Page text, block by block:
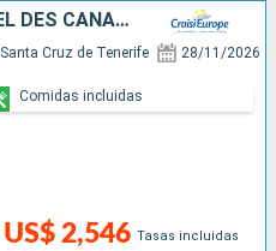
CROISIÈRE DANS L'ARCHIPEL DES CANARIES, LA DOUCEUR D'UN ÉTERNEL PRINTEMPS
Santa Cruz de Tenerife 28/11/2026
US$ 2,546 Tasas incluidas
Comidas incluidas